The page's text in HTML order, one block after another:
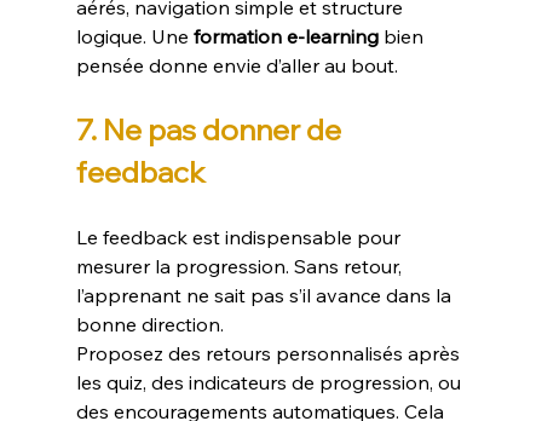
aérés, navigation simple et structure
logique. Une formation e-learning bien
pensée donne envie d’aller au bout.
7. Ne pas donner de
feedback
Le feedback est indispensable pour
mesurer la progression. Sans retour,
l’apprenant ne sait pas s’il avance dans la
bonne direction.
Proposez des retours personnalisés après
les quiz, des indicateurs de progression, ou
des encouragements automatiques. Cela